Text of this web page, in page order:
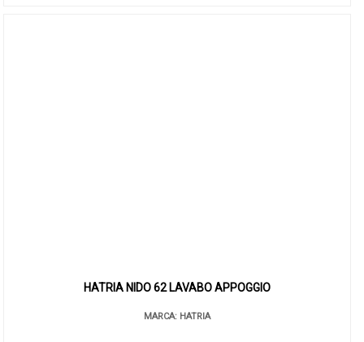
HATRIA NIDO 62 LAVABO APPOGGIO
MARCA: HATRIA